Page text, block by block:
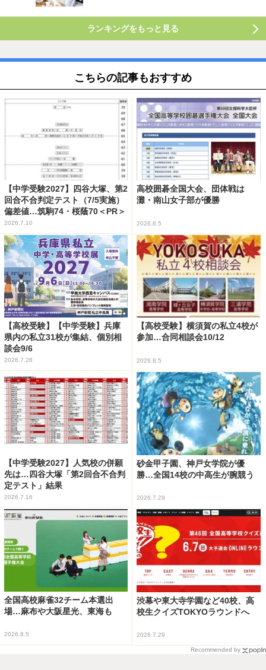
ランキングをもっと見る
こちらの記事もおすすめ
【中学受験2027】四谷大塚、第2
回合不合判定テスト（7/5実施）
偏差値…筑駒74・桜蔭70＜PR＞
2026.7.10
高校囲碁全国大会、団体戦は
灘・南山女子部が優勝
2026.8.5
【高校受験】【中学受験】兵庫
県内の私立31校が集結、個別相
談会9/6
2026.7.28
【高校受験】横須賀の私立4校が
参加…合同相談会10/12
2026.8.5
【中学受験2027】人気校の併願
先は…四谷大塚「第2回合不合判
定テスト」結果
2026.7.16
砂金甲子園、神戸女学院が優
勝…全国14校の中高生が腕競う
2026.7.29
全国高校麻雀32チーム本選出
場…麻布や大阪星光、東海も
2026.8.5
渋幕や東大寺学園など40校、高
校生クイズTOKYOラウンドへ
2026.7.29
Recommended by